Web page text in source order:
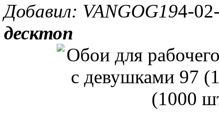
Добавил: VANGOG194-
десктоп